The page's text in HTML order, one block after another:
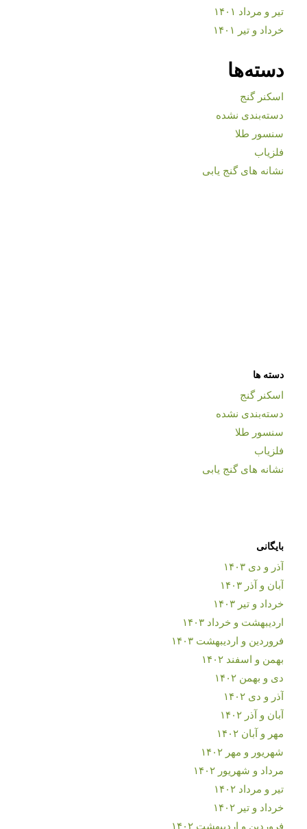
تیر و مرداد ۱۴۰۱
خرداد و تیر ۱۴۰۱
دسته‌ها
اسکنر گنج
دسته‌بندی نشده
سنسور طلا
فلزیاب
نشانه های گنج یابی
دسته ها
اسکنر گنج
دسته‌بندی نشده
سنسور طلا
فلزیاب
نشانه های گنج یابی
بایگانی
آذر و دی ۱۴۰۳
آبان و آذر ۱۴۰۳
خرداد و تیر ۱۴۰۳
اردیبهشت و خرداد ۱۴۰۳
فروردین و اردیبهشت ۱۴۰۳
بهمن و اسفند ۱۴۰۲
دی و بهمن ۱۴۰۲
آذر و دی ۱۴۰۲
آبان و آذر ۱۴۰۲
مهر و آبان ۱۴۰۲
شهریور و مهر ۱۴۰۲
مرداد و شهریور ۱۴۰۲
تیر و مرداد ۱۴۰۲
خرداد و تیر ۱۴۰۲
فروردین و اردیبهشت ۱۴۰۲